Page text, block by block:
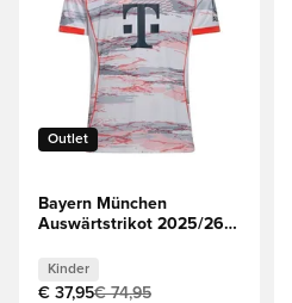
Outlet
Bayern München
Auswärtstrikot 2025/26
Kinder
€ 37,95€ 74,95